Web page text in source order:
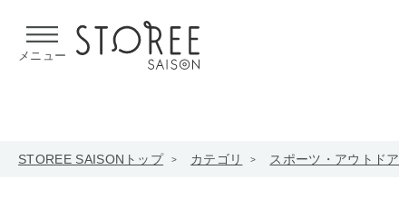
メニュー
STOREE SAISONトップ カテゴリ スポーツ・アウトドア